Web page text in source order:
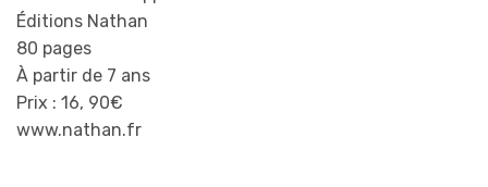
Éditions Nathan
80 pages
À partir de 7 ans
Prix : 16, 90€
www.nathan.fr